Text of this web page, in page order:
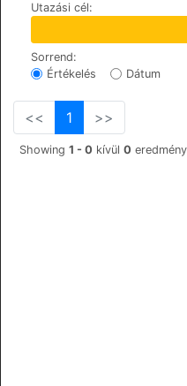
Utazási cél:
Sorrend:
Értékelés
Dátum
<< 1 >>
Showing 1 - 0 kívül 0